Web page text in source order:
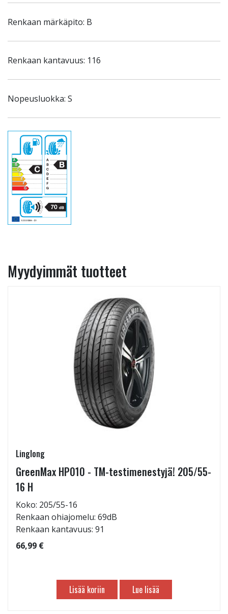
Renkaan märkäpito: B
Renkaan kantavuus: 116
Nopeusluokka: S
Myydyimmät tuotteet
Linglong
GreenMax HP010 - TM-testimenestyjä! 205/55-
16 H
Koko: 205/55-16
Renkaan ohiajomelu: 69dB
Renkaan kantavuus: 91
66,99 €
Lisää koriin Lue lisää